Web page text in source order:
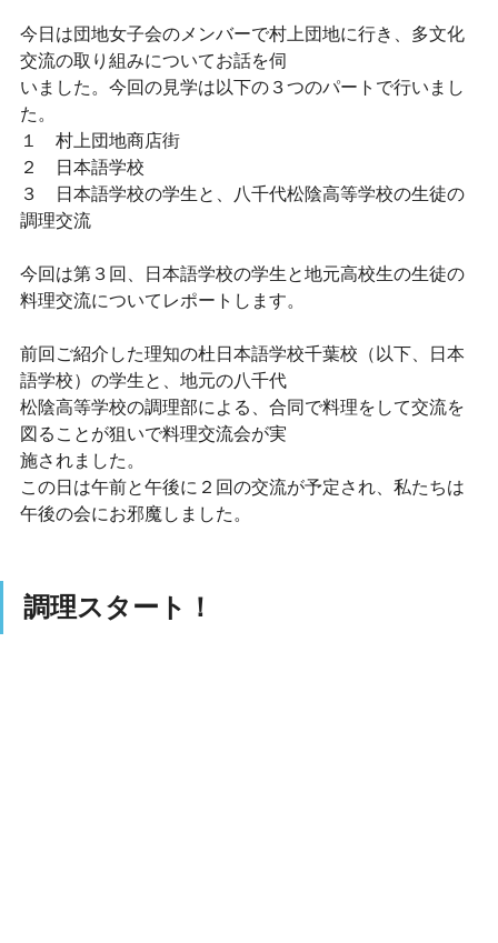
今日は団地女子会のメンバーで村上団地に行き、多文化
交流の取り組みについてお話を伺
いました。今回の見学は以下の３つのパートで行いまし
た。
１　村上団地商店街
２　日本語学校
３　日本語学校の学生と、八千代松陰高等学校の生徒の
調理交流
今回は第３回、日本語学校の学生と地元高校生の生徒の
料理交流についてレポートします。
前回ご紹介した理知の杜日本語学校千葉校（以下、日本
語学校）の学生と、地元の八千代
松陰高等学校の調理部による、合同で料理をして交流を
図ることが狙いで料理交流会が実
施されました。
この日は午前と午後に２回の交流が予定され、私たちは
午後の会にお邪魔しました。
調理スタート！